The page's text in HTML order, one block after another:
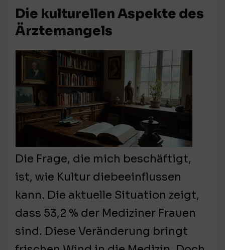
Die kulturellen Aspekte des
Ärztemangels
Die Frage, die mich beschäftigt,
ist, wie Kultur diebeeinflussen
kann. Die aktuelle Situation zeigt,
dass 53,2 % der Mediziner Frauen
sind. Diese Veränderung bringt